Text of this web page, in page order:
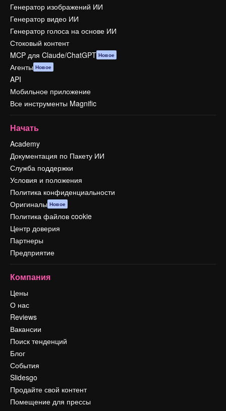
Генератор изображений ИИ
Генератор видео ИИ
Генератор голоса на основе ИИ
Стоковый контент
MCP для Claude/ChatGPT Новое
Агенты Новое
API
Мобильное приложение
Все инструменты Magnific
Начать
Academy
Документация по Пакету ИИ
Служба поддержки
Условия и положения
Политика конфиденциальности
Оригиналы Новое
Политика файлов cookie
Центр доверия
Партнеры
Предприятие
Компания
Цены
О нас
Reviews
Вакансии
Поиск тенденций
Блог
События
Slidesgo
Продайте свой контент
Помещение для прессы